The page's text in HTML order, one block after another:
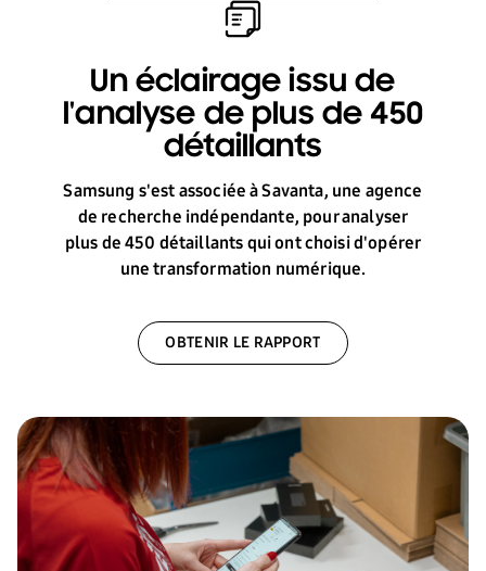
Un éclairage issu de
l'analyse de plus de 450
détaillants
Samsung s'est associée à Savanta, une agence
de recherche indépendante, pour analyser
plus de 450 détaillants qui ont choisi d'opérer
une transformation numérique.
OBTENIR LE RAPPORT